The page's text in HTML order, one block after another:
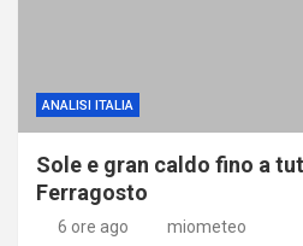
ANALISI ITALIA
Sole e gran caldo fino a
Ferragosto
6 ore ago miometeo